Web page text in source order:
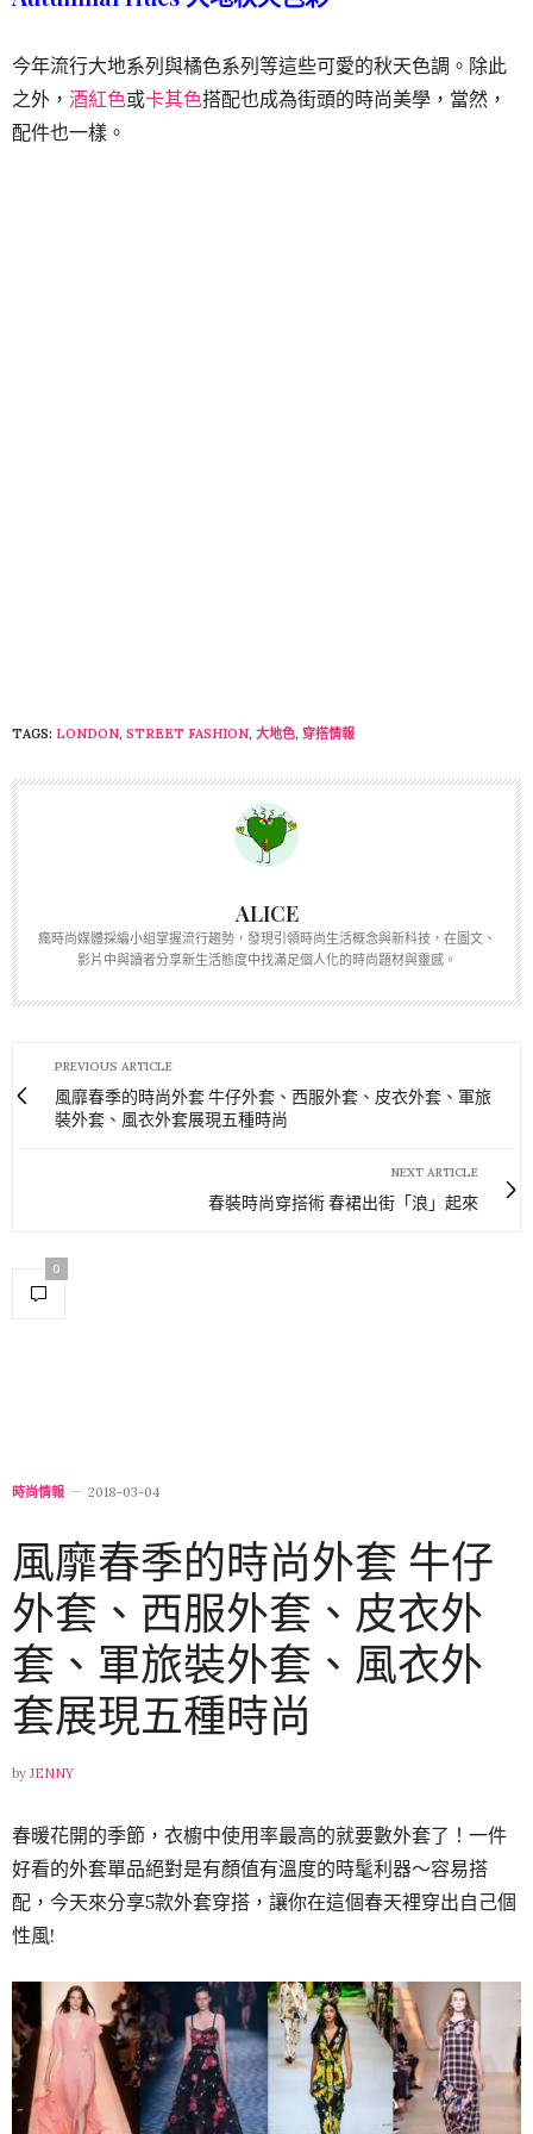
今年流行大地系列與橘色系列等這些可愛的秋天色調。除此
之外， 酒紅色或卡其色搭配也成為街頭的時尚美學，當然，
配件也一樣。
TAGS: LONDON, STREET FASHION, 大地色, 穿搭情報
ALICE
瘋時尚媒體採編小組掌握流行趨勢，發現引領時尚生活概念與新科技，在圖文、
影片中與讀者分享新生活態度中找滿足個人化的時尚題材與靈感。
PREVIOUS ARTICLE
風靡春季的時尚外套 牛仔外套、西服外套、皮衣外套、軍旅
裝外套、風衣外套展現五種時尚
NEXT ARTICLE
春裝時尚穿搭術 春裙出街「浪」起來
0
時尚情報 2018-03-04
風靡春季的時尚外套 牛仔
外套、西服外套、皮衣外
套、軍旅裝外套、風衣外
套展現五種時尚
by JENNY
春暖花開的季節，衣櫥中使用率最高的就要數外套了！一件
好看的外套單品絕對是有顏值有溫度的時髦利器～容易搭
配，今天來分享5款外套穿搭，讓你在這個春天裡穿出自己個
性風!